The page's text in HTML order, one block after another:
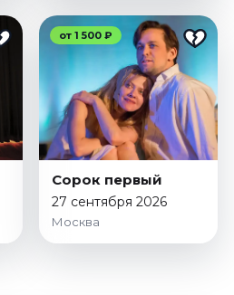
от 1 500 ₽
Сорок первый
27 сентября 2026
Москва